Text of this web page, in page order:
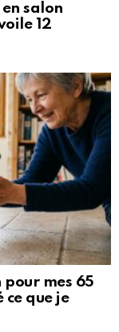
salon
12
pour mes 65
ce que je